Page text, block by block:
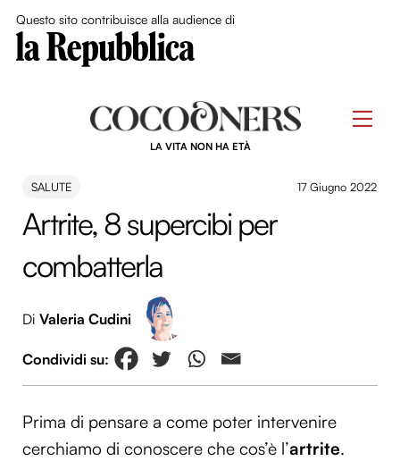
Questo sito contribuisce alla audience di
LA VITA NON HA ETÀ
SALUTE 17 Giugno 2022
Artrite, 8 supercibi per
combatterla
Di Valeria Cudini
Prima di pensare a come poter intervenire
cerchiamo di conoscere che cos’è l’artrite.